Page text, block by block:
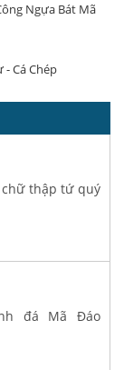
Ngựa Bát Mã
Cá Chép
thập tứ quý
đá Mã Đáo